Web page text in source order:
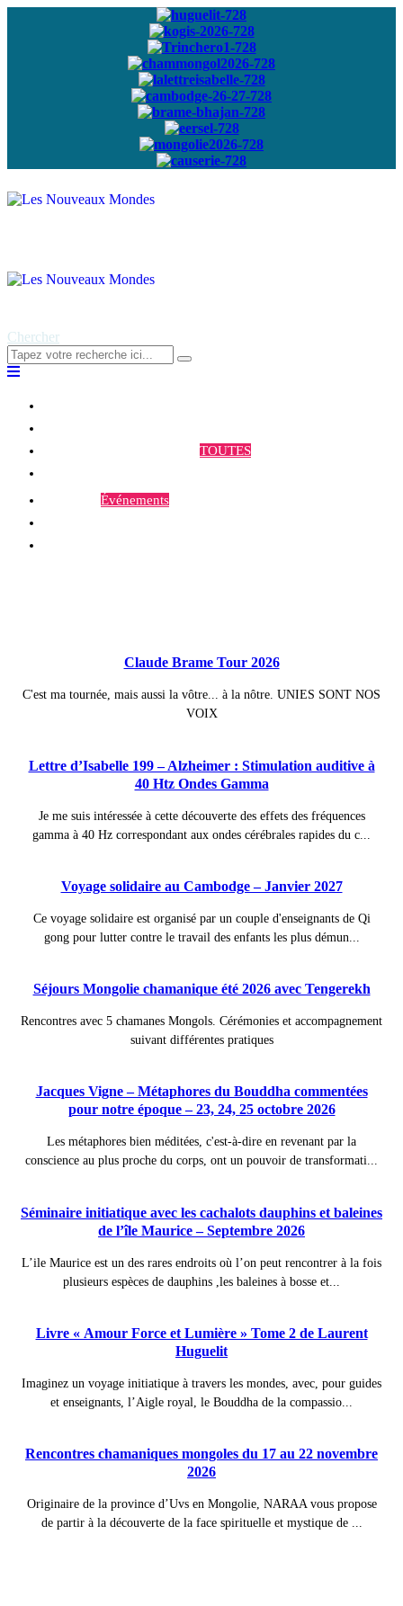
Abonnez-vous à
Chercher
TOUTES
Événements
Claude Brame Tour 2026
C'est ma tournée, mais aussi la vôtre... à la nôtre. UNIES SONT NOS
VOIX
Lettre d’Isabelle 199 – Alzheimer : Stimulation auditive à
40 Htz Ondes Gamma
Je me suis intéressée à cette découverte des effets des fréquences
gamma à 40 Hz correspondant aux ondes cérébrales rapides du c...
Voyage solidaire au Cambodge – Janvier 2027
Ce voyage solidaire est organisé par un couple d'enseignants de Qi
gong pour lutter contre le travail des enfants les plus démun...
Séjours Mongolie chamanique été 2026 avec Tengerekh
Rencontres avec 5 chamanes Mongols. Cérémonies et accompagnement
suivant différentes pratiques
Jacques Vigne – Métaphores du Bouddha commentées
pour notre époque – 23, 24, 25 octobre 2026
Les métaphores bien méditées, c'est-à-dire en revenant par la
conscience au plus proche du corps, ont un pouvoir de transformati...
Séminaire initiatique avec les cachalots dauphins et baleines
de l’île Maurice – Septembre 2026
L’ile Maurice est un des rares endroits où l’on peut rencontrer à la fois
plusieurs espèces de dauphins ,les baleines à bosse et...
Livre « Amour Force et Lumière » Tome 2 de Laurent
Huguelit
Imaginez un voyage initiatique à travers les mondes, avec, pour guides
et enseignants, l’Aigle royal, le Bouddha de la compassio...
Rencontres chamaniques mongoles du 17 au 22 novembre
2026
Originaire de la province d’Uvs en Mongolie, NARAA vous propose
de partir à la découverte de la face spirituelle et mystique de ...